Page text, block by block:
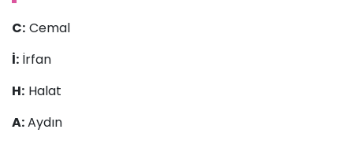
C: Cemal
İ: İrfan
H: Halat
A:Aydın